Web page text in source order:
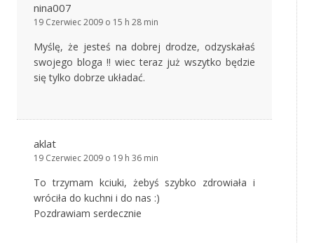
nina007
19 Czerwiec 2009 o 15 h 28 min
Myślę, że jesteś na dobrej drodze, odzyskałaś
swojego bloga !! wiec teraz już wszytko będzie
się tylko dobrze układać.
aklat
19 Czerwiec 2009 o 19 h 36 min
To trzymam kciuki, żebyś szybko zdrowiała i
wróciła do kuchni i do nas :)
Pozdrawiam serdecznie